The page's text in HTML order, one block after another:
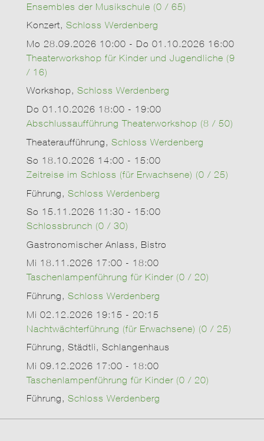
Ensembles der Musikschule (0 / 65)
Konzert, Schloss Werdenberg
Mo 28.09.2026 10:00 - Do 01.10.2026 16:00
Theaterworkshop für Kinder und Jugendliche (9
/ 16)
Workshop, Schloss Werdenberg
Do 01.10.2026 18:00 - 19:00
Abschlussaufführung Theaterworkshop (8 / 50)
Theateraufführung, Schloss Werdenberg
So 18.10.2026 14:00 - 15:00
Zeitreise im Schloss (für Erwachsene) (0 / 25)
Führung, Schloss Werdenberg
So 15.11.2026 11:30 - 15:00
Schlossbrunch (0 / 30)
Gastronomischer Anlass, Bistro
Mi 18.11.2026 17:00 - 18:00
Taschenlampenführung für Kinder (0 / 20)
Führung, Schloss Werdenberg
Mi 02.12.2026 19:15 - 20:15
Nachtwächterführung (für Erwachsene) (0 / 25)
Führung, Städtli, Schlangenhaus
Mi 09.12.2026 17:00 - 18:00
Taschenlampenführung für Kinder (0 / 20)
Führung, Schloss Werdenberg